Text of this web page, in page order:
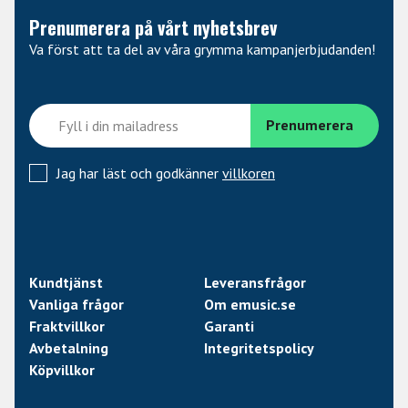
tangentbordstativ som kombinerar stabilitet,
justerbarhet och portabilitet. Det är det perfekta valet
får du ett stativ som inte bara stödjer ditt instrument,
utan också din musikaliska resa.
Prenumerera på vårt nyhetsbrev
Va först att ta del av våra grymma kampanjerbjudanden!
Jag har läst och godkänner villkoren
Kundtjänst
Leveransfrågor
Vanliga frågor
Om emusic.se
Fraktvillkor
Garanti
Avbetalning
Integritetspolicy
Köpvillkor